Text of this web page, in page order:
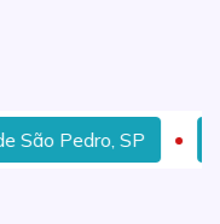
Porta De Vidro